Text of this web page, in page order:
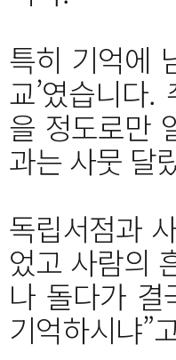
특히 기억에
교’였습니다
을 정도로만
과는 사뭇 달
독립서점과
었고 사람의
나 돌다가 결
기억하시냐”